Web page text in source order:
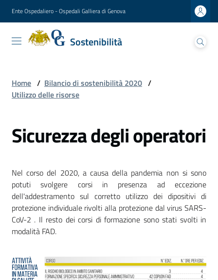
Vai al contenuto
Vai alla navigazione
Vai al footer
Ente Ospedaliero - Ospedali Galliera di Genova
Sostenibilità
Sostenibilità
Ospedali Galliera
Lettera
del
Presentazione
del
Analisi
di
materialità
Mappa
Stakeholders
Home / Bilancio di sostenibilità 2020 /
Utilizzo delle risorse
Sicurezza degli operatori
Nel corso del 2020, a causa della pandemia non si sono
potuti svolgere corsi in presenza ad eccezione
dell'addestramento sul corretto utilizzo dei dipositivi di
protezione individuale rivolti alla protezione dal virus SARS-
CoV-2 . Il resto dei corsi di formazione sono stati svolti in
modalità FAD.